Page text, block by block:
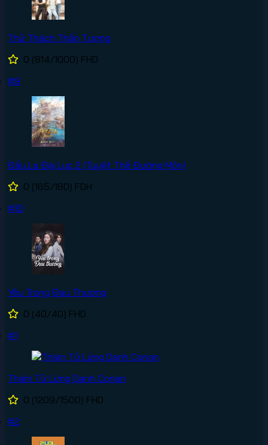
Thử Thách Thần Tượng
0 (814/1000) FHD
#9
Đấu La Đại Lục 2 (Tuyệt Thế Đường Môn)
0 (165/180) FDH
#10
Yêu Trong Đau Thương
0 (40/40) FHD
#1
Thám Tử Lừng Danh Conan
0 (1209/1500) FHD
#2